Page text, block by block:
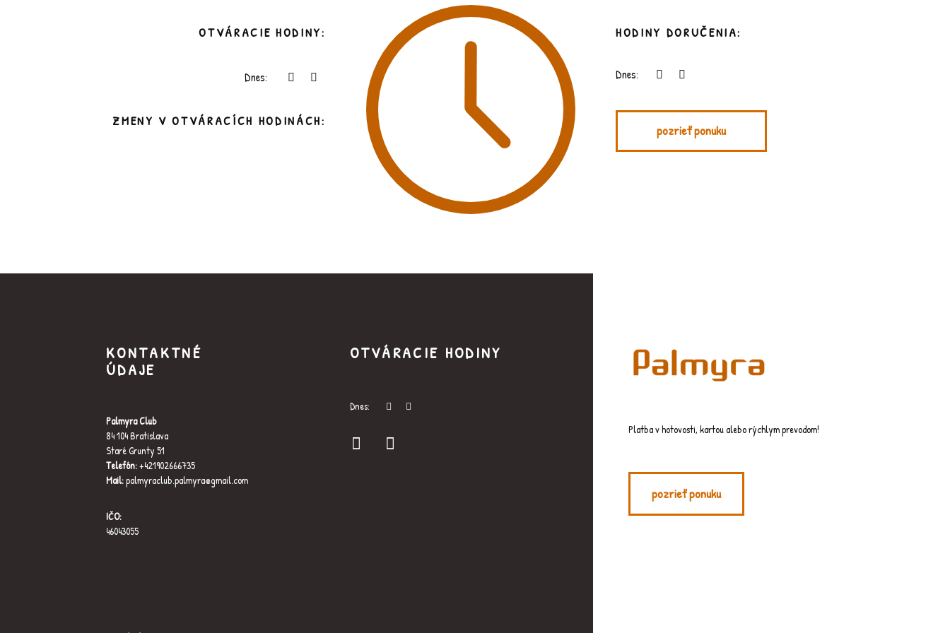
OTVÁRACIE HODINY:
Dnes:
ZMENY V OTVÁRACÍCH HODINÁCH:
HODINY DORUČENIA:
Dnes:
pozrieť ponuku
KONTAKTNÉ
ÚDAJE
Palmyra Club
84 104 Bratislava
Staré Grunty 51
Telefón:+421902666735
Mail:palmyraclub.palmyra@gmail.com
IČO:
46043055
OTVÁRACIE HODINY
Dnes:
Platba v hotovosti, kartou alebo rýchlym prevodom!
pozrieť ponuku